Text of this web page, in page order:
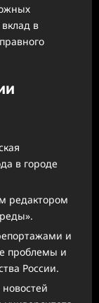
в
в городе
редактором
и
проблемы и
России.